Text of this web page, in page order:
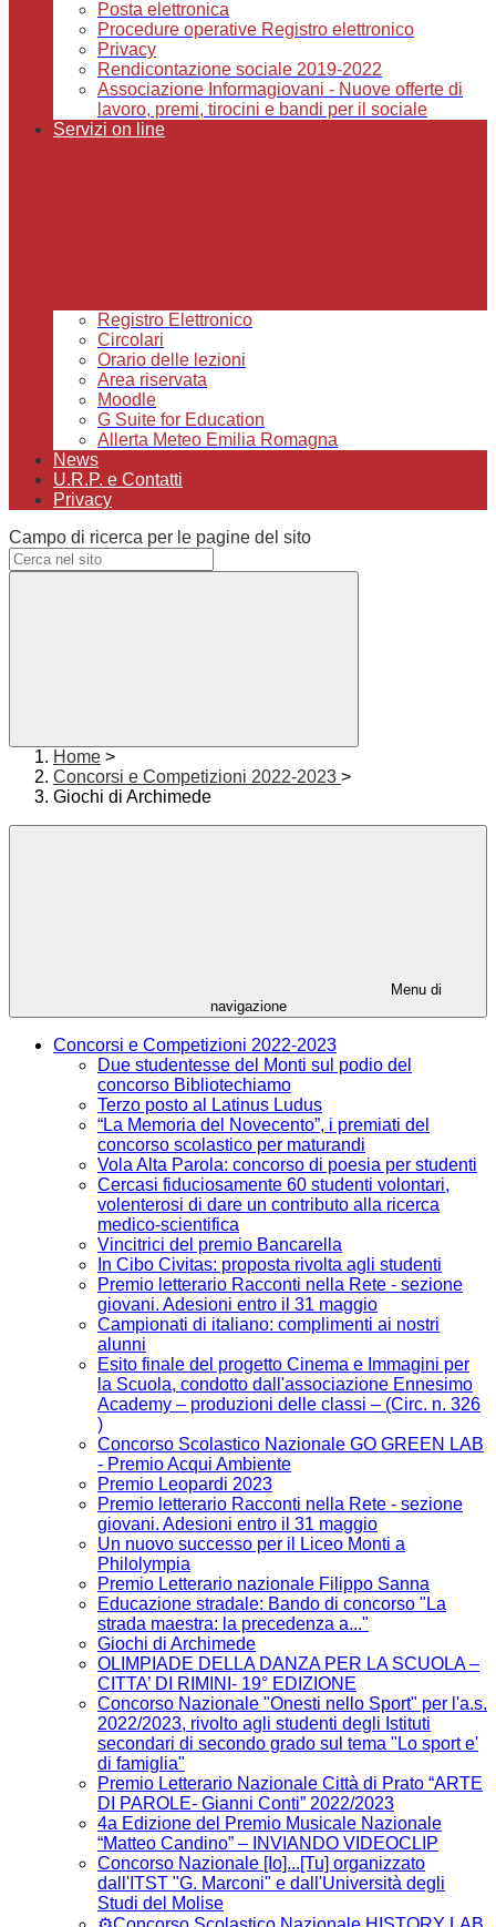
Posta elettronica
Procedure operative Registro elettronico
Privacy
Rendicontazione sociale 2019-2022
Associazione Informagiovani - Nuove offerte di
lavoro, premi, tirocini e bandi per il sociale
Servizi on line
Registro Elettronico
Circolari
Orario delle lezioni
Area riservata
Moodle
G Suite for Education
Allerta Meteo Emilia Romagna
News
U.R.P. e Contatti
Privacy
Campo di ricerca per le pagine del sito
Home >
Concorsi e Competizioni 2022-2023 >
Giochi di Archimede
Menu di
navigazione
Concorsi e Competizioni 2022-2023
Due studentesse del Monti sul podio del
concorso Bibliotechiamo
Terzo posto al Latinus Ludus
“La Memoria del Novecento”, i premiati del
concorso scolastico per maturandi
Vola Alta Parola: concorso di poesia per studenti
Cercasi fiduciosamente 60 studenti volontari,
volenterosi di dare un contributo alla ricerca
medico-scientifica
Vincitrici del premio Bancarella
In Cibo Civitas: proposta rivolta agli studenti
Premio letterario Racconti nella Rete - sezione
giovani. Adesioni entro il 31 maggio
Campionati di italiano: complimenti ai nostri
alunni
Esito finale del progetto Cinema e Immagini per
la Scuola, condotto dall'associazione Ennesimo
Academy – produzioni delle classi – (Circ. n. 326
)
Concorso Scolastico Nazionale GO GREEN LAB
- Premio Acqui Ambiente
Premio Leopardi 2023
Premio letterario Racconti nella Rete - sezione
giovani. Adesioni entro il 31 maggio
Un nuovo successo per il Liceo Monti a
Philolympia
Premio Letterario nazionale Filippo Sanna
Educazione stradale: Bando di concorso "La
strada maestra: la precedenza a..."
Giochi di Archimede
OLIMPIADE DELLA DANZA PER LA SCUOLA –
CITTA’ DI RIMINI- 19° EDIZIONE
Concorso Nazionale "Onesti nello Sport" per l'a.s.
2022/2023, rivolto agli studenti degli Istituti
secondari di secondo grado sul tema "Lo sport e'
di famiglia"
Premio Letterario Nazionale Città di Prato “ARTE
DI PAROLE- Gianni Conti” 2022/2023
4a Edizione del Premio Musicale Nazionale
“Matteo Candino” – INVIANDO VIDEOCLIP
Concorso Nazionale [Io]...[Tu] organizzato
dall'ITST "G. Marconi" e dall'Università degli
Studi del Molise